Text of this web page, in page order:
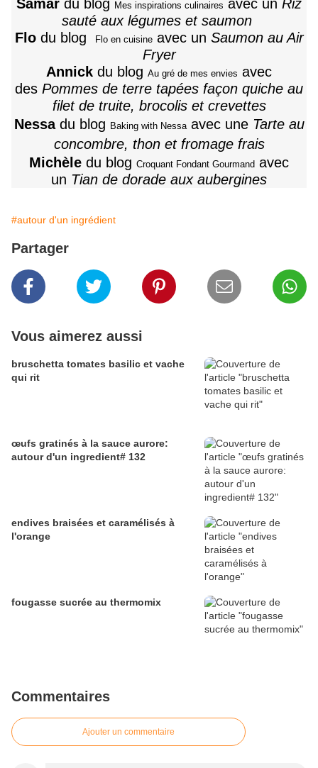
Samar du blog Mes inspirations culinaires avec un Riz
sauté aux légumes et saumon
Flo du blog Flo en cuisine avec un Saumon au Air
Fryer
Annick du blog Au gré de mes envies avec
des Pommes de terre tapées façon quiche au
filet de truite, brocolis et crevettes
Nessa du blog Baking with Nessa avec une Tarte au
concombre, thon et fromage frais
Michèle du blog Croquant Fondant Gourmand avec
un Tian de dorade aux aubergines
#autour d'un ingrédient
Partager
Vous aimerez aussi
bruschetta tomates basilic et vache
qui rit
œufs gratinés à la sauce aurore:
autour d'un ingredient# 132
endives braisées et caramélisés à
l'orange
fougasse sucrée au thermomix
Commentaires
Ajouter un commentaire